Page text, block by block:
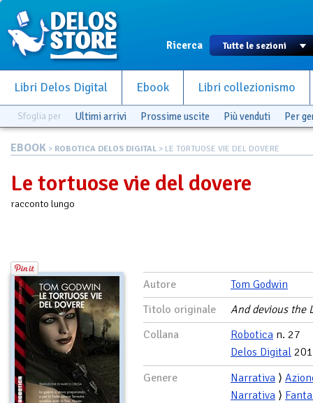
Ricerca
Libri Delos Digital Ebook Libri collezionismo
Sfoglia per Ultimi arrivi Prossime uscite Più venduti Per
EBOOK > ROBOTICA DELOS DIGITAL > LE TORTUOSE VIE DEL DOVERE
Le tortuose vie del dovere
racconto lungo
Autore
Tom Godwin
Titolo originale
And devious the
Collana
Robotica n. 27
Delos Digital
Genere
Narrativa ⟩
Narrativa ⟩